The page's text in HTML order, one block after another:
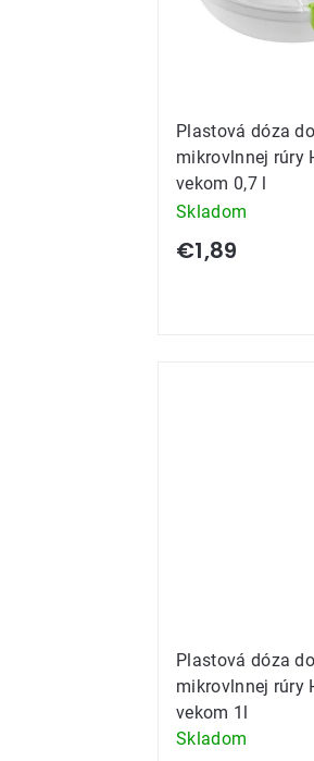
Plastová dóza do
mikrovlnnej rúry
vekom 0,7 l
Skladom
€1,89
Plastová dóza do
mikrovlnnej rúry
vekom 1l
Skladom